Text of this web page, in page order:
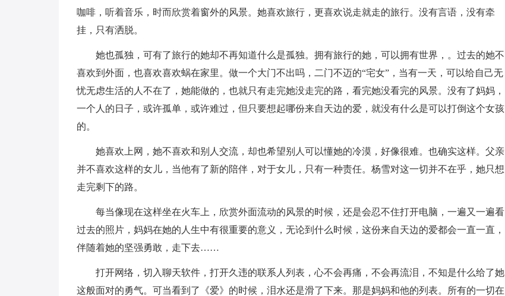
咖啡，听着音乐，时而欣赏着窗外的风景。她喜欢旅行，更喜欢说走就走的旅行。没有言语，没有牵
挂，只有洒脱。
她也孤独，可有了旅行的她却不再知道什么是孤独。拥有旅行的她，可以拥有世界，。过去的她不
喜欢到外面，也喜欢喜欢蜗在家里。做一个大门不出吗，二门不迈的“宅女”，当有一天，可以给自己无
忧无虑生活的人不在了，她能做的，也就只有走完她没走完的路，看完她没看完的风景。没有了妈妈，
一个人的日子，或许孤单，或许难过，但只要想起哪份来自天边的爱，就没有什么是可以打倒这个女孩
的。
她喜欢上网，她不喜欢和别人交流，却也希望别人可以懂她的冷漠，好像很难。也确实这样。父亲
并不喜欢这样的女儿，当他有了新的陪伴，对于女儿，只有一种责任。杨雪对这一切并不在乎，她只想
走完剩下的路。
每当像现在这样坐在火车上，欣赏外面流动的风景的时候，还是会忍不住打开电脑，一遍又一遍看
过去的照片，妈妈在她的人生中有很重要的意义，无论到什么时候，这份来自天边的爱都会一直一直，
伴随着她的坚强勇敢，走下去……
打开网络，切入聊天软件，打开久违的联系人列表，心不会再痛，不会再流泪，不知是什么给了她
这般面对的勇气。可当看到了《爱》的时候，泪水还是滑了下来。那是妈妈和他的列表。所有的一切在